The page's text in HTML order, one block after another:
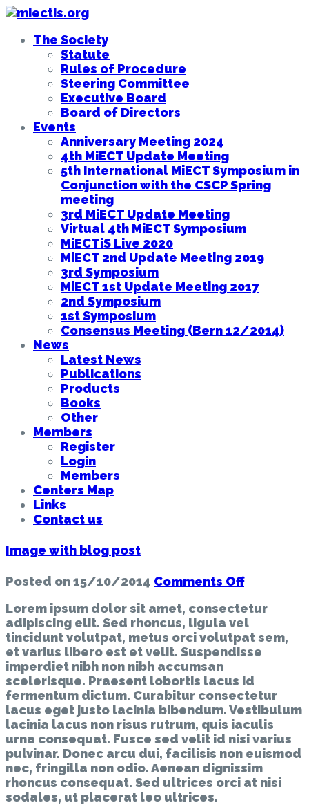
The Society
Statute
Rules of Procedure
Steering Committee
Executive Board
Board of Directors
Events
Anniversary Meeting 2024
4th MiECT Update Meeting
5th International MiECT Symposium in
Conjunction with the CSCP Spring
meeting
3rd MiECT Update Meeting
Virtual 4th MiECT Symposium
MiECTiS Live 2020
MiECT 2nd Update Meeting 2019
3rd Symposium
MiECT 1st Update Meeting 2017
2nd Symposium
1st Symposium
Consensus Meeting (Bern 12/2014)
News
Latest News
Publications
Products
Books
Other
Members
Register
Login
Members
Centers Map
Links
Contact us
Image with blog post
Posted on15/10/2014 Comments Offon
with
blog
post
Lorem ipsum dolor sit amet, consectetur
adipiscing elit. Sed rhoncus, ligula vel
tincidunt volutpat, metus orci volutpat sem,
et varius libero est et velit. Suspendisse
imperdiet nibh non nibh accumsan
scelerisque. Praesent lobortis lacus id
fermentum dictum. Curabitur consectetur
lacus eget justo lacinia bibendum. Vestibulum
lacinia lacus non risus rutrum, quis iaculis
urna consequat. Fusce sed velit id nisi varius
pulvinar. Donec arcu dui, facilisis non euismod
nec, fringilla non odio. Aenean dignissim
rhoncus consequat. Sed ultrices orci at nisi
sodales, ut placerat leo ultrices.